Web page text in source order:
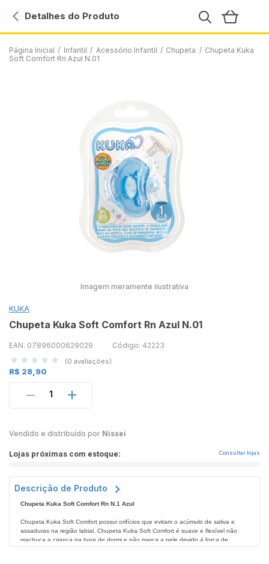
Página Inicial / Infantil / Acessório Infantil / Chupeta / Chupeta Kuka
Soft Comfort Rn Azul N.01
Detalhes do Produto
Imagem meramente ilustrativa
KUKA
Chupeta Kuka Soft Comfort Rn Azul N.01
EAN: 07896000629029 Código: 42223
(0 avaliações)
R$ 28,90
1
Vendido e distribuído por Nissei
Lojas próximas com estoque: Consultar lojas
Descrição de Produto
Chupeta Kuka Soft Comfort Rn N.1 Azul
Chupeta Kuka Soft Comfort possui orifícios que evitam o acúmulo de saliva e
assaduras na região labial. Chupeta Kuka Soft Comfort é suave e flexível não
machuca a criança na hora de dormi e não marca a pele devido á força de
sucção. Não deixe de conferir todos os produtos Kuka nasFarmácias Nissei.